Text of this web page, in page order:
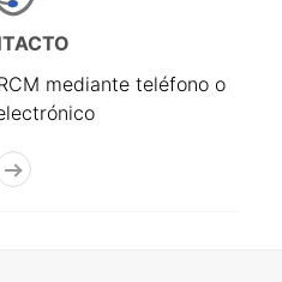
mediante teléfono o